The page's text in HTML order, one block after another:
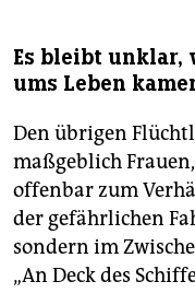
Es bleibt unklar,
ums Leben
Den übrigen
maßgeblich
offenbar zum
der gefährlichen
sondern im
„An Deck des